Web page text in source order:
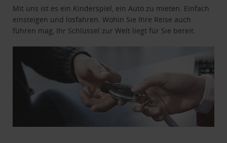
Mit uns ist es ein Kinderspiel, ein Auto zu mieten. Einfach
einsteigen und losfahren. Wohin Sie Ihre Reise auch
führen mag, Ihr Schlüssel zur Welt liegt für Sie bereit.